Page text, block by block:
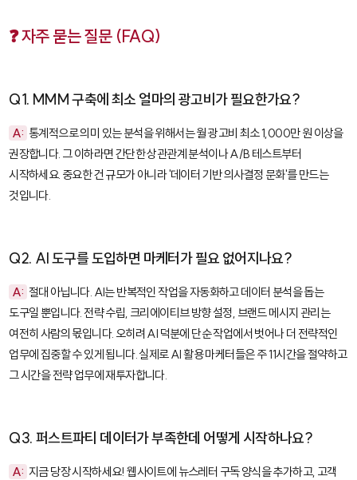
❓ 자주 묻는 질문 (FAQ)
Q1. MMM 구축에 최소 얼마의 광고비가 필요한가요?
A: 통계적으로 의미 있는 분석을 위해서는 월 광고비 최소 1,000만 원 이상을
권장합니다. 그 이하라면 간단한 상관관계 분석이나 A/B 테스트부터
시작하세요. 중요한 건 규모가 아니라 '데이터 기반 의사결정 문화'를 만드는
것입니다.
Q2. AI 도구를 도입하면 마케터가 필요 없어지나요?
A: 절대 아닙니다. AI는 반복적인 작업을 자동화하고 데이터 분석을 돕는
도구일 뿐입니다. 전략 수립, 크리에이티브 방향 설정, 브랜드 메시지 관리는
여전히 사람의 몫입니다. 오히려 AI 덕분에 단순 작업에서 벗어나 더 전략적인
업무에 집중할 수 있게 됩니다. 실제로 AI 활용 마케터들은 주 11시간을 절약하고
그 시간을 전략 업무에 재투자합니다.
Q3. 퍼스트파티 데이터가 부족한데 어떻게 시작하나요?
A: 지금 당장 시작하세요! 웹사이트에 뉴스레터 구독 양식을 추가하고, 고객